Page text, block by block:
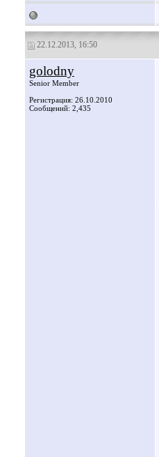
22.12.2013, 16:50
golodny
Senior Member
Регистрация: 26.10.2010
Сообщений: 2,435